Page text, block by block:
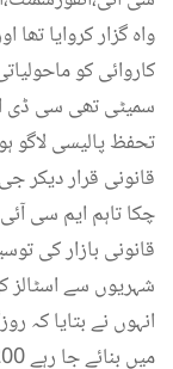
واہ گزار کروایا
کاروائی کو
سمیٹی تھی سی ڈی
تحفظ پالیسی لاگو
قانونی قرار دیکر
چکا تاہم ایم سی
قانونی بازار کی
شہریوں سے
انہوں نے بتایا کہ